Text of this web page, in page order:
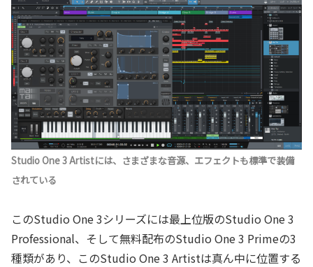
Studio One 3 Artistには、さまざまな音源、エフェクトも標準で装備
されている
このStudio One 3シリーズには最上位版のStudio One 3
Professional、そして無料配布のStudio One 3 Primeの3
種類があり、このStudio One 3 Artistは真ん中に位置する